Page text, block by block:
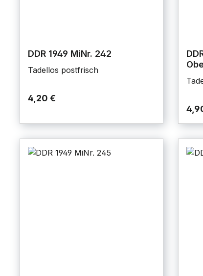
DDR 1949 MiNr. 242
Tadellos postfrisch
4,20 €